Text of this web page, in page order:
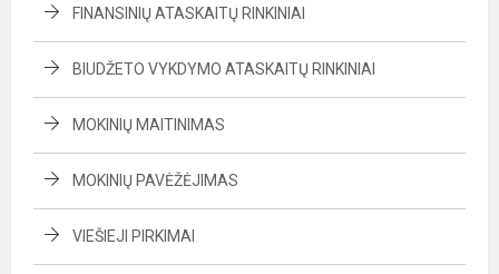
FINANSINIŲ ATASKAITŲ RINKINIAI
BIUDŽETO VYKDYMO ATASKAITŲ RINKINIAI
MOKINIŲ MAITINIMAS
MOKINIŲ PAVĖŽĖJIMAS
VIEŠIEJI PIRKIMAI